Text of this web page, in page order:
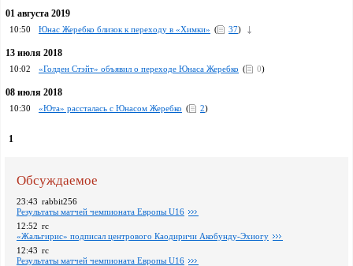
01 августа 2019
10:50 Юнас Жеребко близок к переходу в «Химки» ( 37)
13 июля 2018
10:02 «Голден Стэйт» объявил о переходе Юнаса Жеребко ( 0)
08 июля 2018
10:30 «Юта» рассталась с Юнасом Жеребко ( 2)
1
Обсуждаемое
23:43 rabbit256
Pезультаты матчей чемпионата Европы U16
12:52 rc
«Жальгирис» подписал центрового Каодиричи Акобунду-Эхиогу
12:43 rc
Pезультаты матчей чемпионата Европы U16